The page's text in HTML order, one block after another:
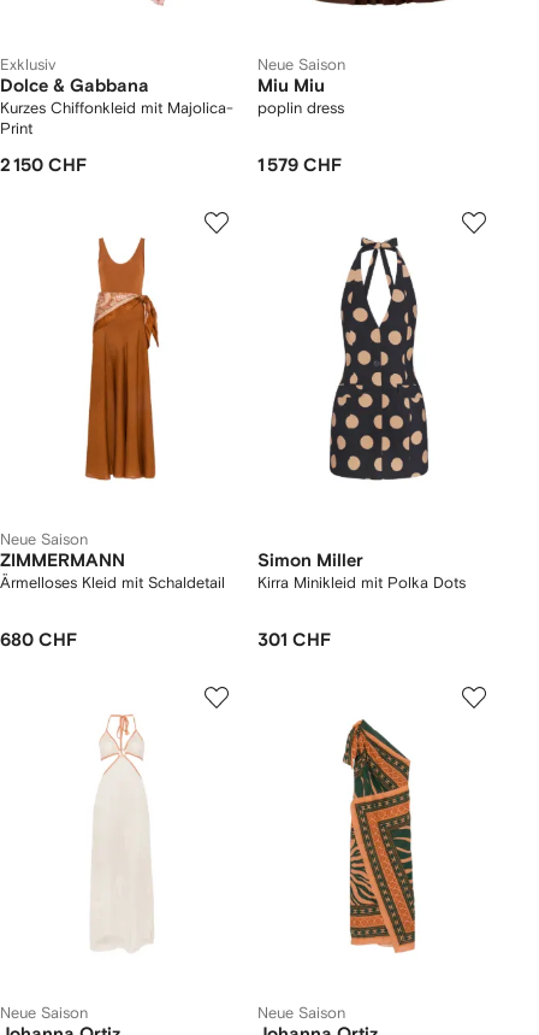
Exklusiv
Dolce & Gabbana
Kurzes Chiffonkleid mit Majolica-
Print
2 150 CHF
Neue Saison
Miu Miu
poplin dress
1 579 CHF
Neue Saison
ZIMMERMANN
Ärmelloses Kleid mit Schaldetail
680 CHF
Simon Miller
Kirra Minikleid mit Polka Dots
301 CHF
Neue Saison Neue Saison